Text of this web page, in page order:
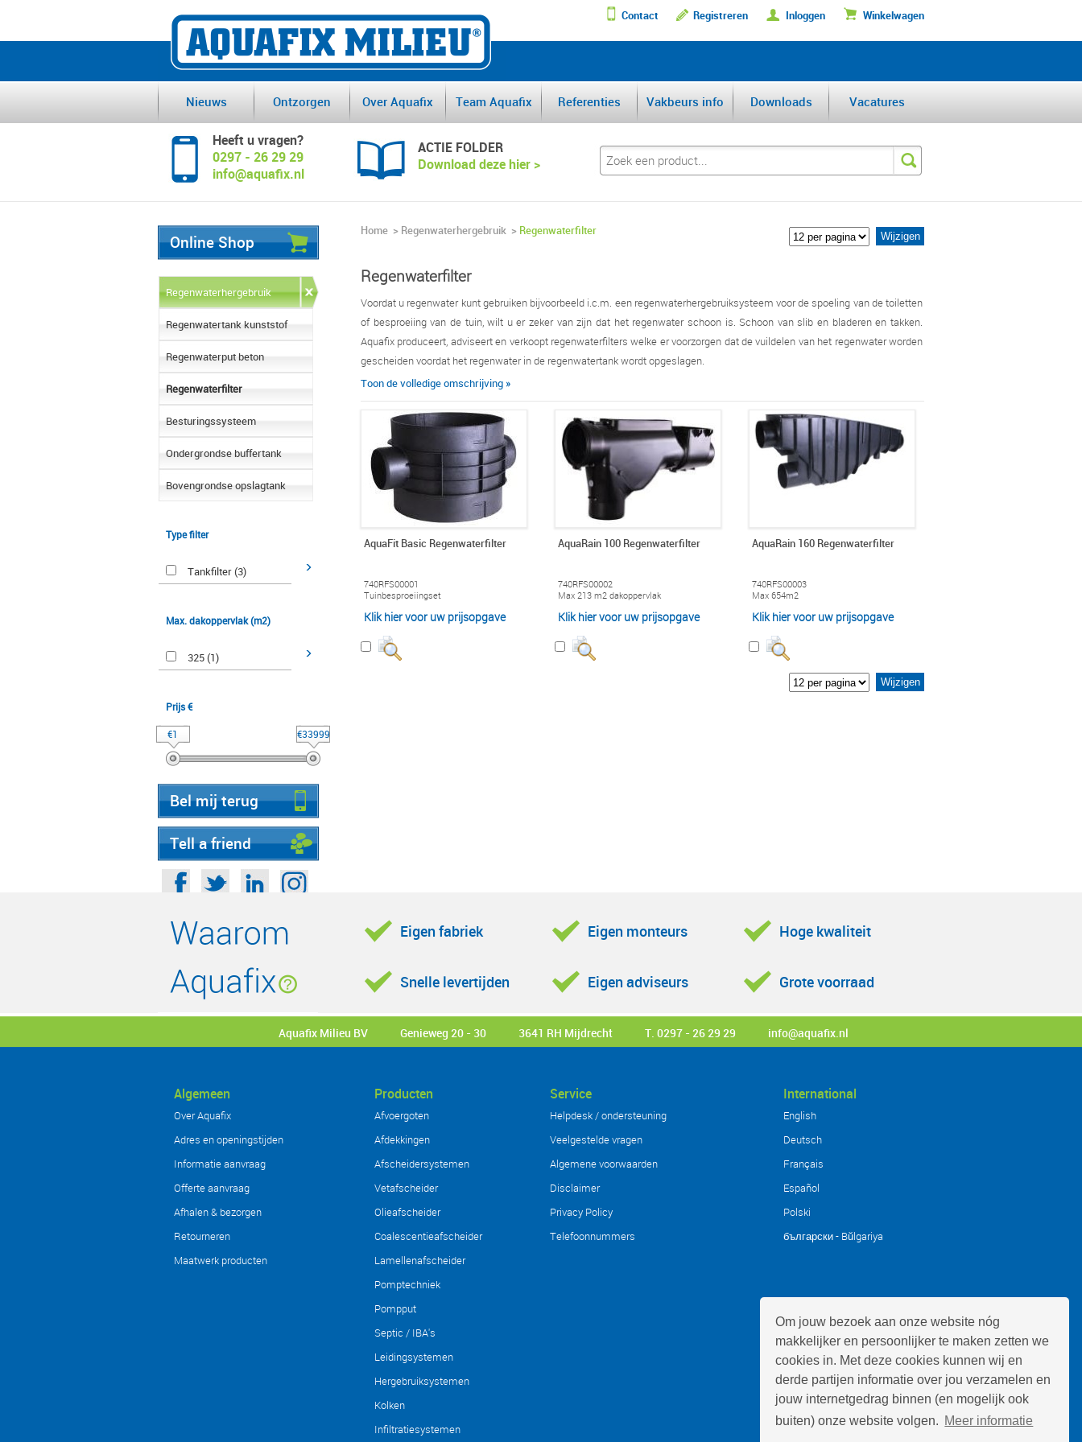
Om jouw bezoek aan onze website nóg
makkelijker en persoonlijker te maken zetten we
cookies in. Met deze cookies kunnen wij en
derde partijen informatie over jou verzamelen en
jouw internetgedrag binnen (en mogelijk ook
buiten) onze website volgen. Meer informatie
Contact Registreren Inloggen Winkelwagen
DE GROOTSTE AFSCHEIDERFABRIKANT VAN DE BENELUX
Nieuws Ontzorgen Over Aquafix Team Aquafix Referenties Vakbeurs info Downloads Vacatures
Heeft u vragen?
0297 - 26 29 29
info@aquafix.nl
ACTIE FOLDER
Download deze hier >
Online Shop
Regenwaterhergebruik
Regenwatertank kunststof
Regenwaterput beton
Regenwaterfilter
Besturingssysteem
Ondergrondse buffertank
Bovengrondse opslagtank
Type filter
Tankfilter (3)
Max. dakoppervlak (m2)
325 (1)
Prijs €
€1 €33999
Bel mij terug
Tell a friend
Home > Regenwaterhergebruik > Regenwaterfilter
Regenwaterfilter
Voordat u regenwater kunt gebruiken bijvoorbeeld i.c.m. een regenwaterhergebruiksysteem voor de spoeling van de toiletten
of besproeiing van de tuin, wilt u er zeker van zijn dat het regenwater schoon is. Schoon van slib en bladeren en takken.
Aquafix produceert, adviseert en verkoopt regenwaterfilters welke er voorzorgen dat de vuildelen van het regenwater worden
gescheiden voordat het regenwater in de regenwatertank wordt opgeslagen.
Toon de volledige omschrijving »
AquaFit Basic Regenwaterfilter
740RFS00001
Tuinbesproeiingset
Klik hier voor uw prijsopgave
AquaRain 100 Regenwaterfilter
740RFS00002
Max 213 m2 dakoppervlak
Klik hier voor uw prijsopgave
AquaRain 160 Regenwaterfilter
740RFS00003
Max 654m2
Klik hier voor uw prijsopgave
Eigen fabriek Eigen monteurs Hoge kwaliteit
Snelle levertijden Eigen adviseurs Grote voorraad
Aquafix Milieu BV Genieweg 20 - 30 3641 RH Mijdrecht T. 0297 - 26 29 29 info@aquafix.nl
Algemeen
Over Aquafix
Adres en openingstijden
Informatie aanvraag
Offerte aanvraag
Afhalen & bezorgen
Retourneren
Maatwerk producten
Producten
Afvoergoten
Afdekkingen
Afscheidersystemen
Vetafscheider
Olieafscheider
Coalescentieafscheider
Lamellenafscheider
Pomptechniek
Pompput
Septic / IBA's
Leidingsystemen
Hergebruiksystemen
Kolken
Infiltratiesystemen
Service
Helpdesk / ondersteuning
Veelgestelde vragen
Algemene voorwaarden
Disclaimer
Privacy Policy
Telefoonnummers
International
English
Deutsch
Français
Español
Polski
български - Bŭlgariya